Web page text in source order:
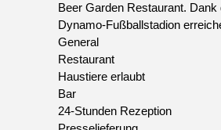
Beer Garden Restaurant.
Dynamo-Fußballstadion
General
Restaurant
Haustiere erlaubt
Bar
24-Stunden Rezeption